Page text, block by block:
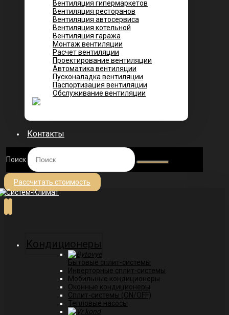
Вентиляция гипермаркетов
Вентиляция ресторанов
Вентиляция автосервиса
Вентиляция котельной
Вентиляция гаража
Монтаж вентиляции
Расчет вентиляции
Проектирование вентиляции
Автоматика вентиляции
Пусконаладка вентиляции
Паспортизация вентиляции
Обслуживание вентиляции
Контакты
Поиск
Рассчитать стоимость
Кондиционеры
Бытовые сплит-системы
Инверторные сплит-системы
Мобильные кондиционеры
Оконные кондиционеры
Сплит-системы (ON/OFF)
Тепловые насосы